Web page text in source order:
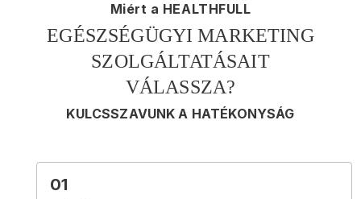
Miért a HEALTHFULL
EGÉSZSÉGÜGYI MARKETING
SZOLGÁLTATÁSAIT
VÁLASSZA?
KULCSSZAVUNK A HATÉKONYSÁG
01